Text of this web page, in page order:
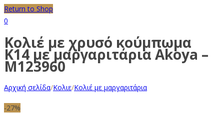
Return to Shop
0
Κολιέ με χρυσό κούμπωμα
Κ14 με μαργαριτάρια Akoya –
M123960
Αρχική σελίδα/Κολιε/Κολιέ με μαργαριτάρια
-27%